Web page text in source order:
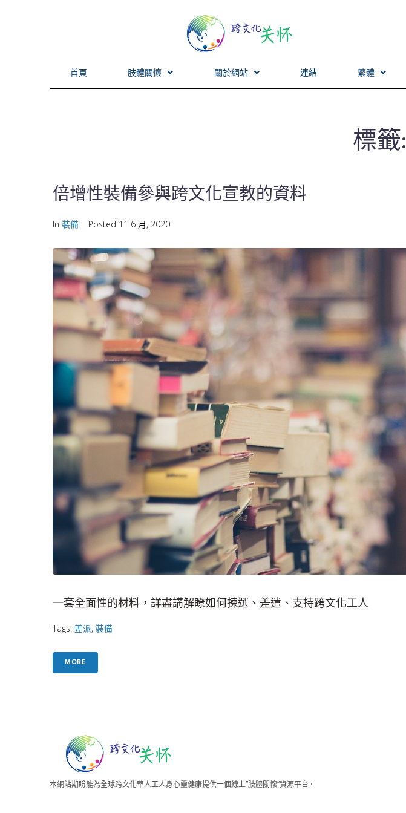
首頁 肢體關懷 關於網站 連結 繁體
標籤:
倍增性裝備參與跨文化宣教的資料
In 裝備 Posted 11 6 月, 2020
一套全面性的材料，詳盡講解瞭如何揀選、差遣、支持跨文化工人
Tags: 差派, 裝備
MORE
本網站期盼能為全球跨文化華人工人身心靈健康提供一個線上”肢體關懷”資源平台。